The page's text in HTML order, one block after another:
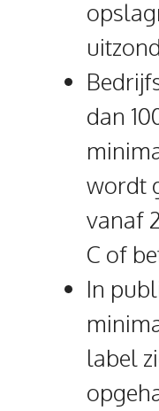
dan
wordt
vanaf
C of
In
label